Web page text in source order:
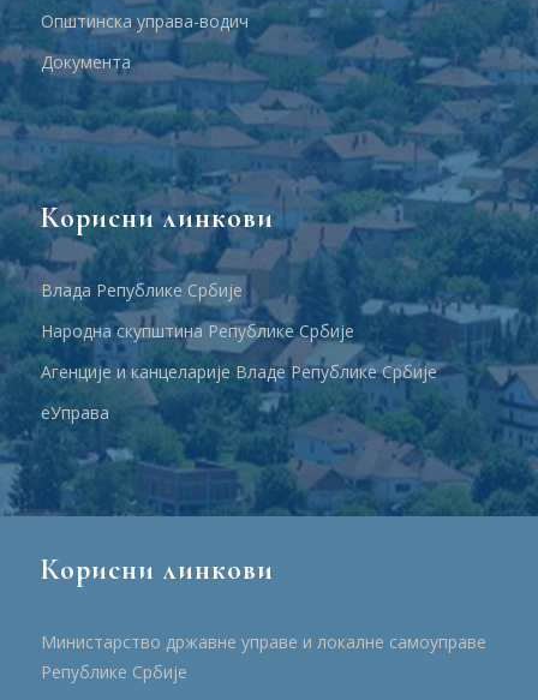
Општинска управа-водич
Документа
Корисни линкови
Влада Републике Србије
Народна скупштина Републике Србије
Агенције и канцеларије Владе Републике Србије
еУправа
Корисни линкови
Министарство државне управе и локалне самоуправе
Републике Србије